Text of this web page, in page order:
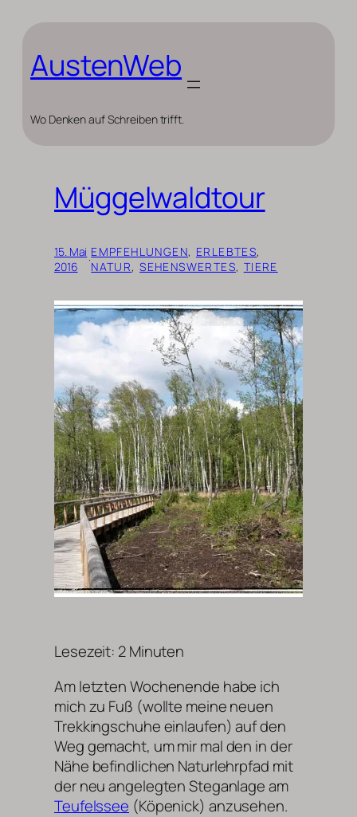
springen
AustenWeb
Wo Denken auf Schreiben trifft.
Müggelwaldtour
15. Mai
2016
·EMPFEHLUNGEN, ERLEBTES
NATUR, SEHENSWERTES, TIERE
Lesezeit: 2Minuten
Am letzten Wochenende habe ich
mich zu Fuß (wollte meine neuen
Trekkingschuhe einlaufen) auf den
Weg gemacht, um mir mal den in der
Nähe befindlichen Naturlehrpfad mit
der neu angelegten Steganlage am
Teufelssee (Köpenick) anzusehen.